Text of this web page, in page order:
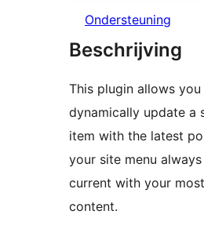
Ondersteuning
Beschrijving
This plugin allows
dynamically update a
item with the latest
your site menu
current with your
content.